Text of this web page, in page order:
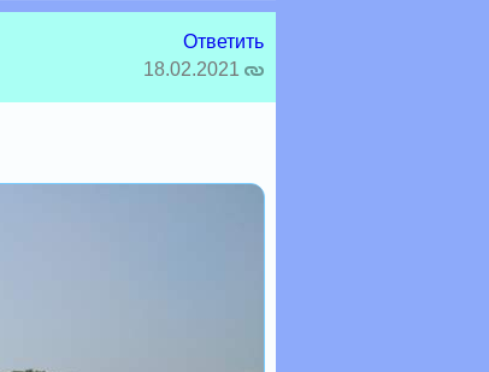
Ответить
18.02.2021